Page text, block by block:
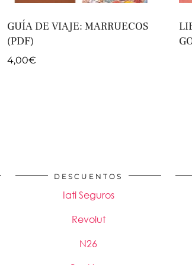
GUÍA DE VIAJE: MARRUECOS
(PDF)
4,00€
DESCUENTOS
Iati Seguros
Revolut
N26